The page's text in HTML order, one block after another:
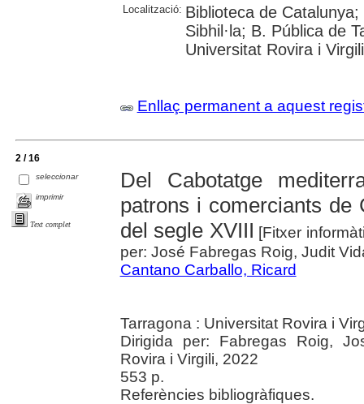
Localització: Biblioteca de
Sibhil·la; B. Pública de
Universitat Rovira i Virgili
Enllaç permanent a aquest
2 / 16
seleccionar
imprimir
Text complet
Del Cabotatge
patrons i comerciants de
del segle XVIII [Fitxer
per: José Fabregas Roig, Judit
Cantano Carballo, Ricard
Tarragona : Universitat Rovira i
Dirigida per: Fabregas Roig,
Rovira i Virgili, 2022
553 p.
Referències bibliogràfiques.